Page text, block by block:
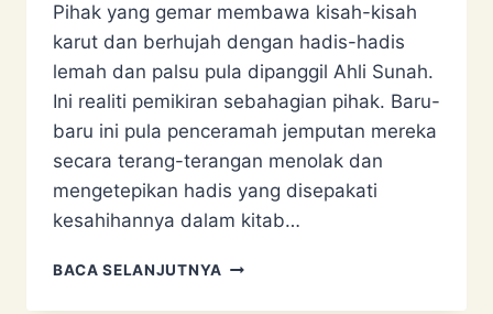
Pihak yang gemar membawa kisah-kisah
karut dan berhujah dengan hadis-hadis
lemah dan palsu pula dipanggil Ahli Sunah.
Ini realiti pemikiran sebahagian pihak. Baru-
baru ini pula penceramah jemputan mereka
secara terang-terangan menolak dan
mengetepikan hadis yang disepakati
kesahihannya dalam kitab…
BACA SELANJUTNYA AHLI